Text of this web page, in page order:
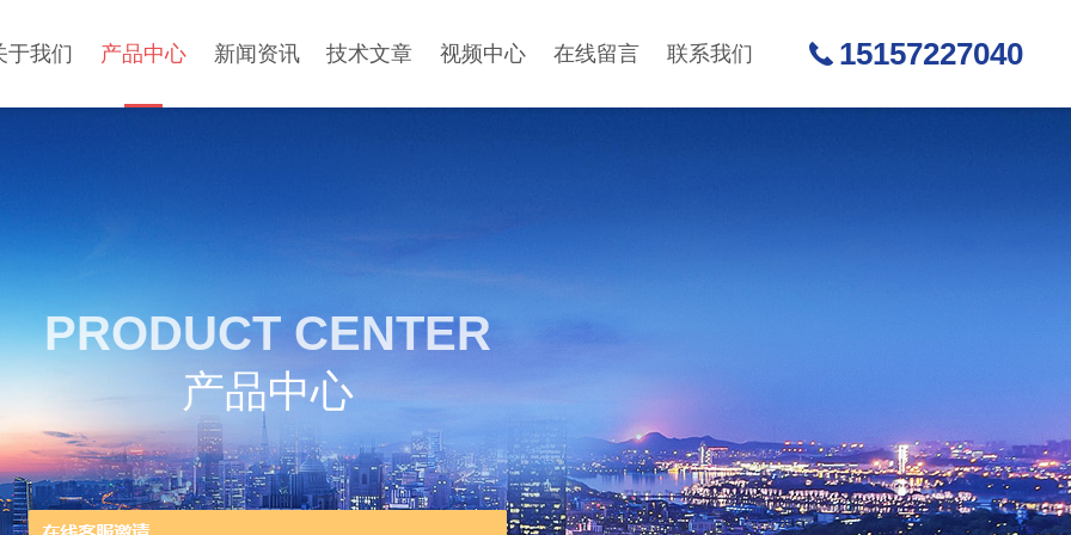
于我们 产品中心 新闻资讯 技术文章 视频中心 在线留言 联系我们 15157227040
PRODUCT CENTER
产品中心